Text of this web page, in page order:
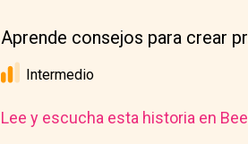
Aprende consejos para crear
Intermedio
Lee y escucha esta historia en